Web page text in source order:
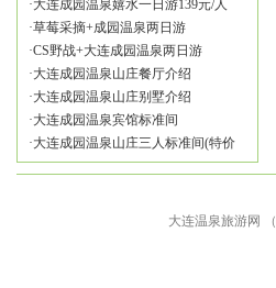
·大连成园温泉嬉水一日游139元/人
·草莓采摘+成园温泉两日游
·CS野战+大连成园温泉两日游
·大连成园温泉山庄餐厅介绍
·大连成园温泉山庄别墅介绍
·大连成园温泉宾馆标准间
·大连成园温泉山庄三人标准间(特价
大连温泉旅游网 （